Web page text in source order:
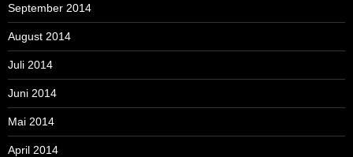
September 2014
August 2014
Juli 2014
Juni 2014
Mai 2014
April 2014